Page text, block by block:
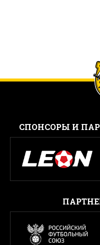
CПОНСОРЫ И